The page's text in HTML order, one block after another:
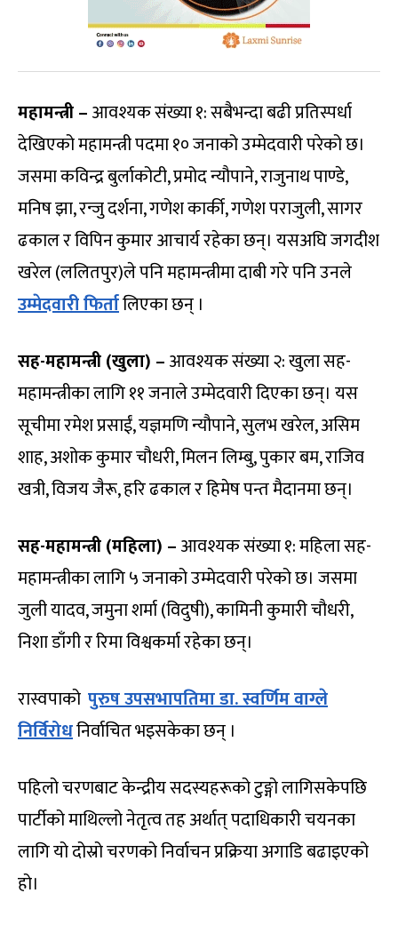
महामन्त्री –आवश्यक संख्या १: सबैभन्दा बढी प्रतिस्पर्धा
देखिएको महामन्त्री पदमा १० जनाको उम्मेदवारी परेको छ।
जसमा कविन्द्र बुर्लाकोटी, प्रमोद न्यौपाने, राजुनाथ पाण्डे,
मनिष झा, रन्जु दर्शना, गणेश कार्की, गणेश पराजुली, सागर
ढकाल र विपिन कुमार आचार्य रहेका छन्। यसअघि जगदीश
खरेल (ललितपुर)ले पनि महामन्त्रीमा दाबी गरे पनि उनले
उम्मेदवारी फिर्तालिएका छन् ।
सह-महामन्त्री (खुला) –आवश्यक संख्या २: खुला सह-
महामन्त्रीका लागि ११ जनाले उम्मेदवारी दिएका छन्। यस
सूचीमा रमेश प्रसाईं, यज्ञमणि न्यौपाने, सुलभ खरेल, असिम
शाह, अशोक कुमार चौधरी, मिलन लिम्बु, पुकार बम, राजिव
खत्री, विजय जैरू, हरि ढकाल र हिमेष पन्त मैदानमा छन्।
सह-महामन्त्री (महिला) –आवश्यक संख्या १: महिला सह-
महामन्त्रीका लागि ५ जनाको उम्मेदवारी परेको छ। जसमा
जुली यादव, जमुना शर्मा (विदुषी), कामिनी कुमारी चौधरी,
निशा डाँगी र रिमा विश्वकर्मा रहेका छन्।
रास्वपाको पुरुष उपसभापतिमा डा. स्वर्णिम वाग्ले
निर्विरोधनिर्वाचित भइसकेका छन् ।
पहिलो चरणबाट केन्द्रीय सदस्यहरूको टुङ्गो लागिसकेपछि
पार्टीको माथिल्लो नेतृत्व तह अर्थात् पदाधिकारी चयनका
लागि यो दोस्रो चरणको निर्वाचन प्रक्रिया अगाडि बढाइएको
हो।